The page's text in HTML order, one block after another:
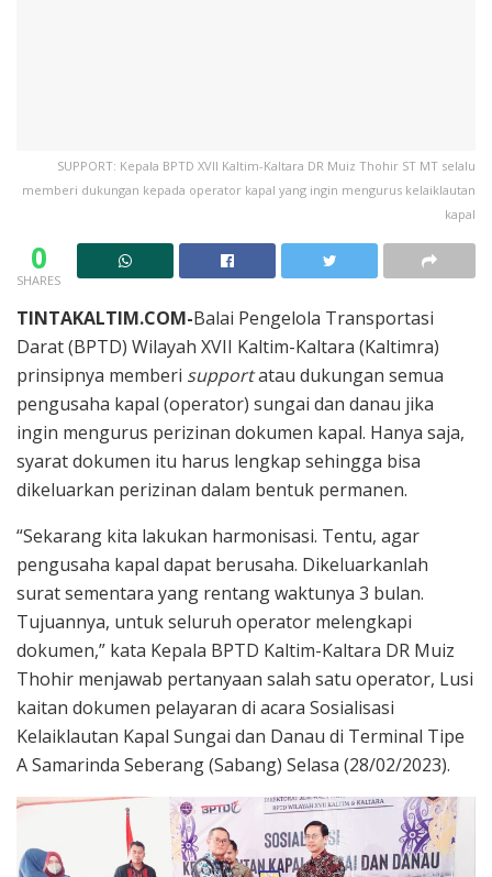
SUPPORT: Kepala BPTD XVII Kaltim-Kaltara DR Muiz Thohir ST MT selalu
memberi dukungan kepada operator kapal yang ingin mengurus kelaiklautan
kapal
0
SHARES
TINTAKALTIM.COM-Balai Pengelola Transportasi
Darat (BPTD) Wilayah XVII Kaltim-Kaltara (Kaltimra)
prinsipnya memberi supportatau dukungan semua
pengusaha kapal (operator) sungai dan danau jika
ingin mengurus perizinan dokumen kapal. Hanya saja,
syarat dokumen itu harus lengkap sehingga bisa
dikeluarkan perizinan dalam bentuk permanen.
“Sekarang kita lakukan harmonisasi. Tentu, agar
pengusaha kapal dapat berusaha. Dikeluarkanlah
surat sementara yang rentang waktunya 3 bulan.
Tujuannya, untuk seluruh operator melengkapi
dokumen,” kata Kepala BPTD Kaltim-Kaltara DR Muiz
Thohir menjawab pertanyaan salah satu operator, Lusi
kaitan dokumen pelayaran di acara Sosialisasi
Kelaiklautan Kapal Sungai dan Danau di Terminal Tipe
A Samarinda Seberang (Sabang) Selasa (28/02/2023).